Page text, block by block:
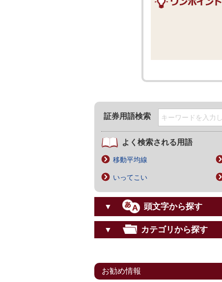
証券用語検索
よく検索される用語
移動平均線
いってこい
▼ 頭文字から探す
▼ カテゴリから探す
お勧め情報